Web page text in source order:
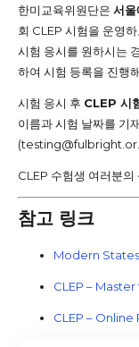
한미교육위원단은 서
회 CLEP 시험을 운영
시험 응시를 원하시는
하여 시험 등록을 진행
시험 응시 후 CLEP 시
이름과 시험 날짜를 기
(
CLEP 수험생 여러분의
참고 링크
Modern States
CLEP –
CLEP –